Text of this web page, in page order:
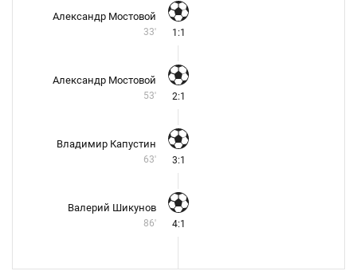
Александр Мостовой
33' 1:1
Александр Мостовой
53' 2:1
Владимир Капустин
63' 3:1
Валерий Шикунов
86' 4:1